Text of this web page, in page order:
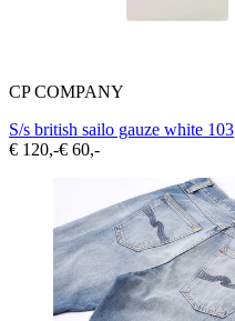
CP COMPANY
S/s british sailo gauze white 103
€ 120,-€ 60,-